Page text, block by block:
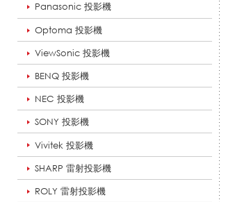
Panasonic 投影機
Optoma 投影機
ViewSonic 投影機
BENQ 投影機
NEC 投影機
SONY 投影機
Vivitek 投影機
SHARP 雷射投影機
ROLY 雷射投影機